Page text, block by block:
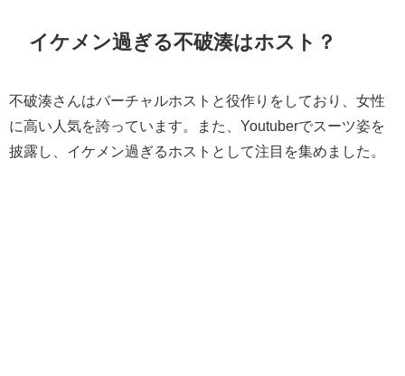
イケメン過ぎる不破湊はホスト？
不破湊さんはバーチャルホストと役作りをしており、女性
に高い人気を誇っています。また、Youtuberでスーツ姿を
披露し、イケメン過ぎるホストとして注目を集めました。